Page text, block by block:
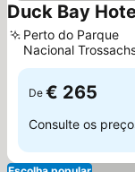
Duck Bay
Perto do Parque
Nacional
De € 265
Consulte os